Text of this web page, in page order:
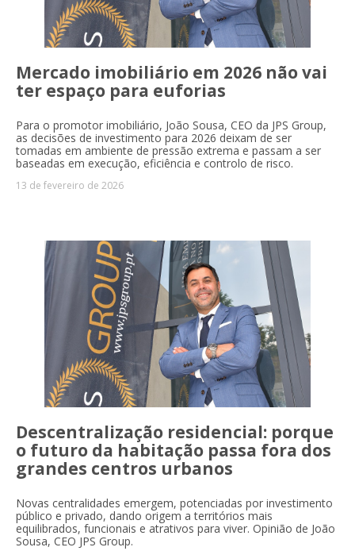
Mercado imobiliário em 2026 não vai
ter espaço para euforias
Para o promotor imobiliário, João Sousa, CEO da JPS Group,
as decisões de investimento para 2026 deixam de ser
tomadas em ambiente de pressão extrema e passam a ser
baseadas em execução, eficiência e controlo de risco.
13 de fevereiro de 2026
Descentralização residencial: porque
o futuro da habitação passa fora dos
grandes centros urbanos
Novas centralidades emergem, potenciadas por investimento
público e privado, dando origem a territórios mais
equilibrados, funcionais e atrativos para viver. Opinião de João
Sousa, CEO JPS Group.